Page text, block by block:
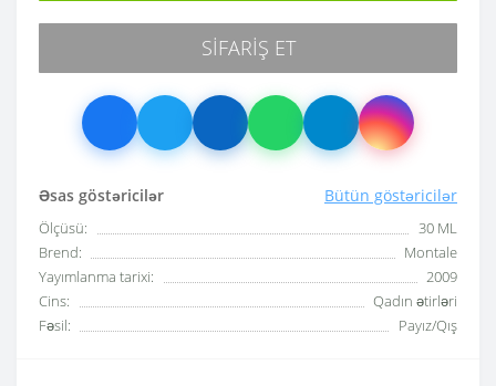
Əsas göstəricilər Bütün göstəricilər
Ölçüsü:
30 ML
Brend:
Montale
Yayımlanma tarixi:
2009
Cins:
Qadın ətirləri
Fəsil:
Payız/Qış
SIFARIŞ ET